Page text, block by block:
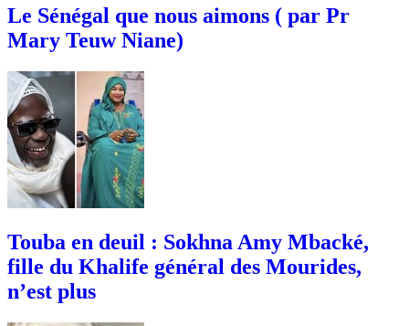
Le Sénégal que nous aimons ( par Pr
Mary Teuw Niane)
Touba en deuil : Sokhna Amy Mbacké,
fille du Khalife général des Mourides,
n’est plus